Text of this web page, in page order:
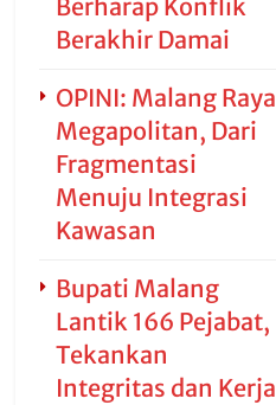
Berharap Konflik
Berakhir Damai
OPINI: Malang Raya
Megapolitan, Dari
Fragmentasi
Menuju Integrasi
Kawasan
Bupati Malang
Lantik 166 Pejabat,
Tekankan
Integritas dan Kerja